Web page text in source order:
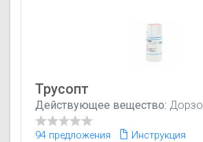
Трусопт
Действующее вещество:
94 предложения Инструкция